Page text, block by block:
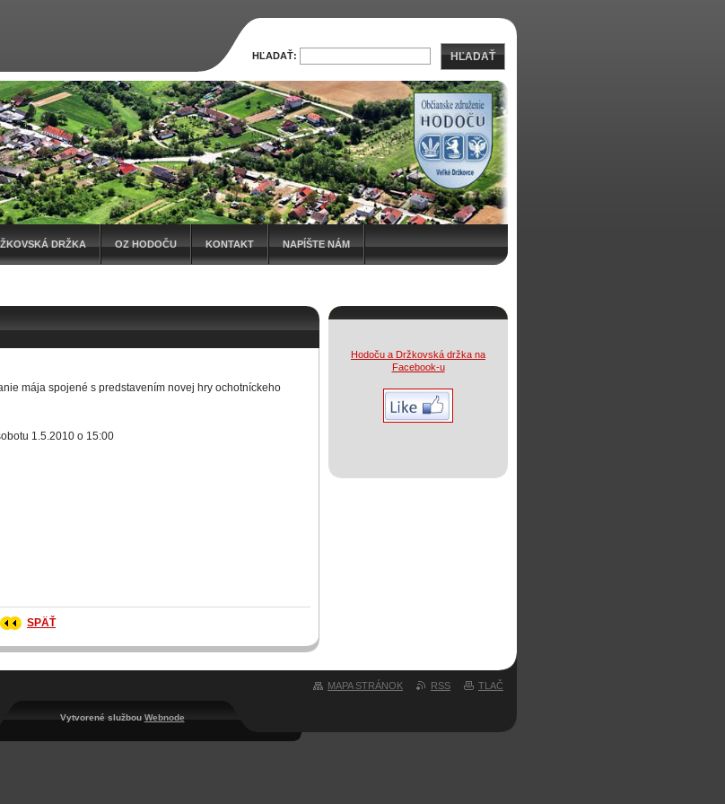
DRŽKA OZ HODOČU KONTAKT NAPÍŠTE NÁM
mája spojené s predstavením novej hry ochotníckeho
1.5.2010 o 15:00
SPÄŤ
Hodoču a Držkovská držka na
Facebook-u
HĽADAŤ: HĽADAŤ
MAPA STRÁNOK RSS TLAČ
Vytvorené službou Webnode